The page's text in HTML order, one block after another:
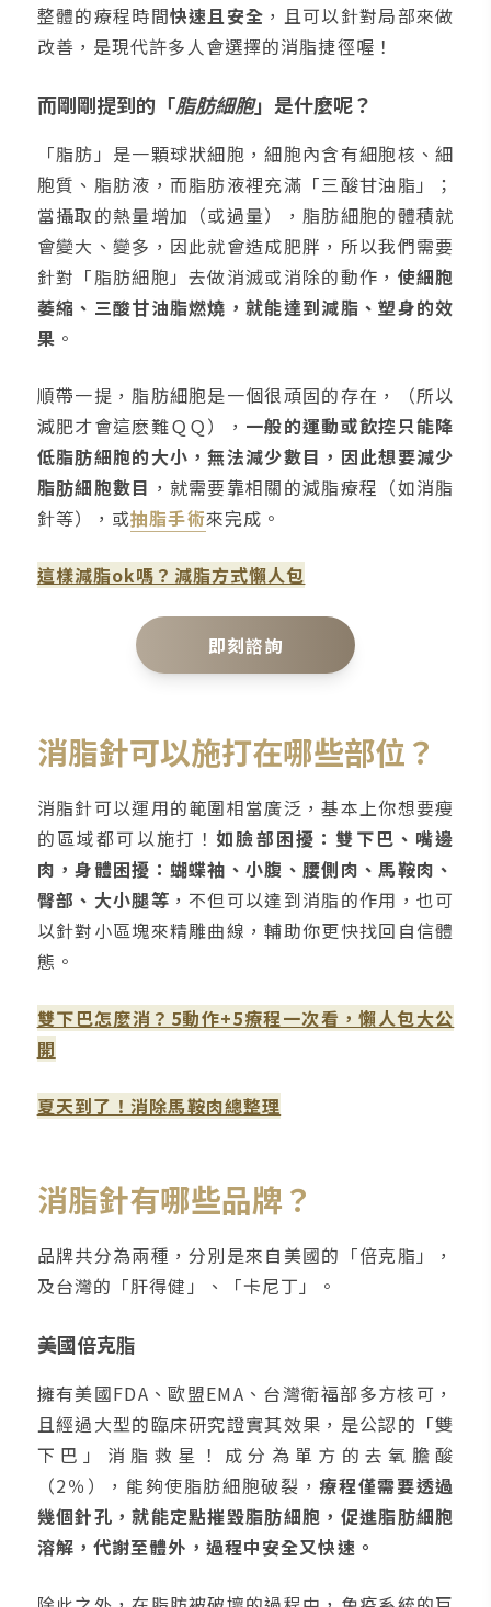
整體的療程時間快速且安全 ，且可以針對局部來做
改善，是現代許多人會選擇的消脂捷徑喔！
而剛剛提到的「脂肪細胞」是什麼呢？
「脂肪」是一顆球狀細胞，細胞內含有細胞核、細
胞質、脂肪液，而脂肪液裡充滿「三酸甘油脂」；
當攝取的熱量增加（或過量），脂肪細胞的體積就
會變大、變多，因此就會造成肥胖，所以我們需要
針對「脂肪細胞」去做消滅或消除的動作， 使細胞
萎縮、三酸甘油脂燃燒，就能達到減脂、塑身的效
果 。
順帶一提，脂肪細胞是一個很頑固的存在，（所以
減肥才會這麽難ＱＱ）， 一般的運動或飲控只能降
低脂肪細胞的大小，無法減少數目，因此想要減少
脂肪細胞數目 ，就需要靠相關的減脂療程（如消脂
針等），或抽脂手術來完成。
這樣減脂ok嗎？減脂方式懶人包
即刻諮詢
消脂針可以施打在哪些部位？
消脂針可以運用的範圍相當廣泛，基本上你想要瘦
的區域都可以施打！如臉部困擾：雙下巴、嘴邊
肉，身體困擾：蝴蝶袖、小腹、腰側肉、馬鞍肉、
臀部、大小腿等 ，不但可以達到消脂的作用，也可
以針對小區塊來精雕曲線，輔助你更快找回自信體
態。
雙下巴怎麼消？5動作+5療程一次看，懶人包大公
開
夏天到了！消除馬鞍肉總整理
消脂針有哪些品牌？
品牌共分為兩種，分別是來自美國的「倍克脂」，
及台灣的「肝得健」、「卡尼丁」。
美國倍克脂
擁有美國FDA、歐盟EMA、台灣衛福部多方核可，
且經過大型的臨床研究證實其效果，是公認的「雙
下巴」消脂救星！成分為單方的去氧膽酸
（2％），能夠使脂肪細胞破裂，療程僅需要透過
幾個針孔，就能定點摧毀脂肪細胞，促進脂肪細胞
溶解，代謝至體外，過程中安全又快速。